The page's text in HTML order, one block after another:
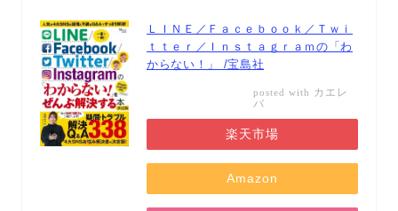
ＬＩＮＥ／Ｆａｃｅｂｏｏｋ／Ｔｗｉ
ｔｔｅｒ／Ｉｎｓｔａｇｒａｍの「わ
からない！」 /宝島社
posted with カエレ
バ
楽天市場
Amazon